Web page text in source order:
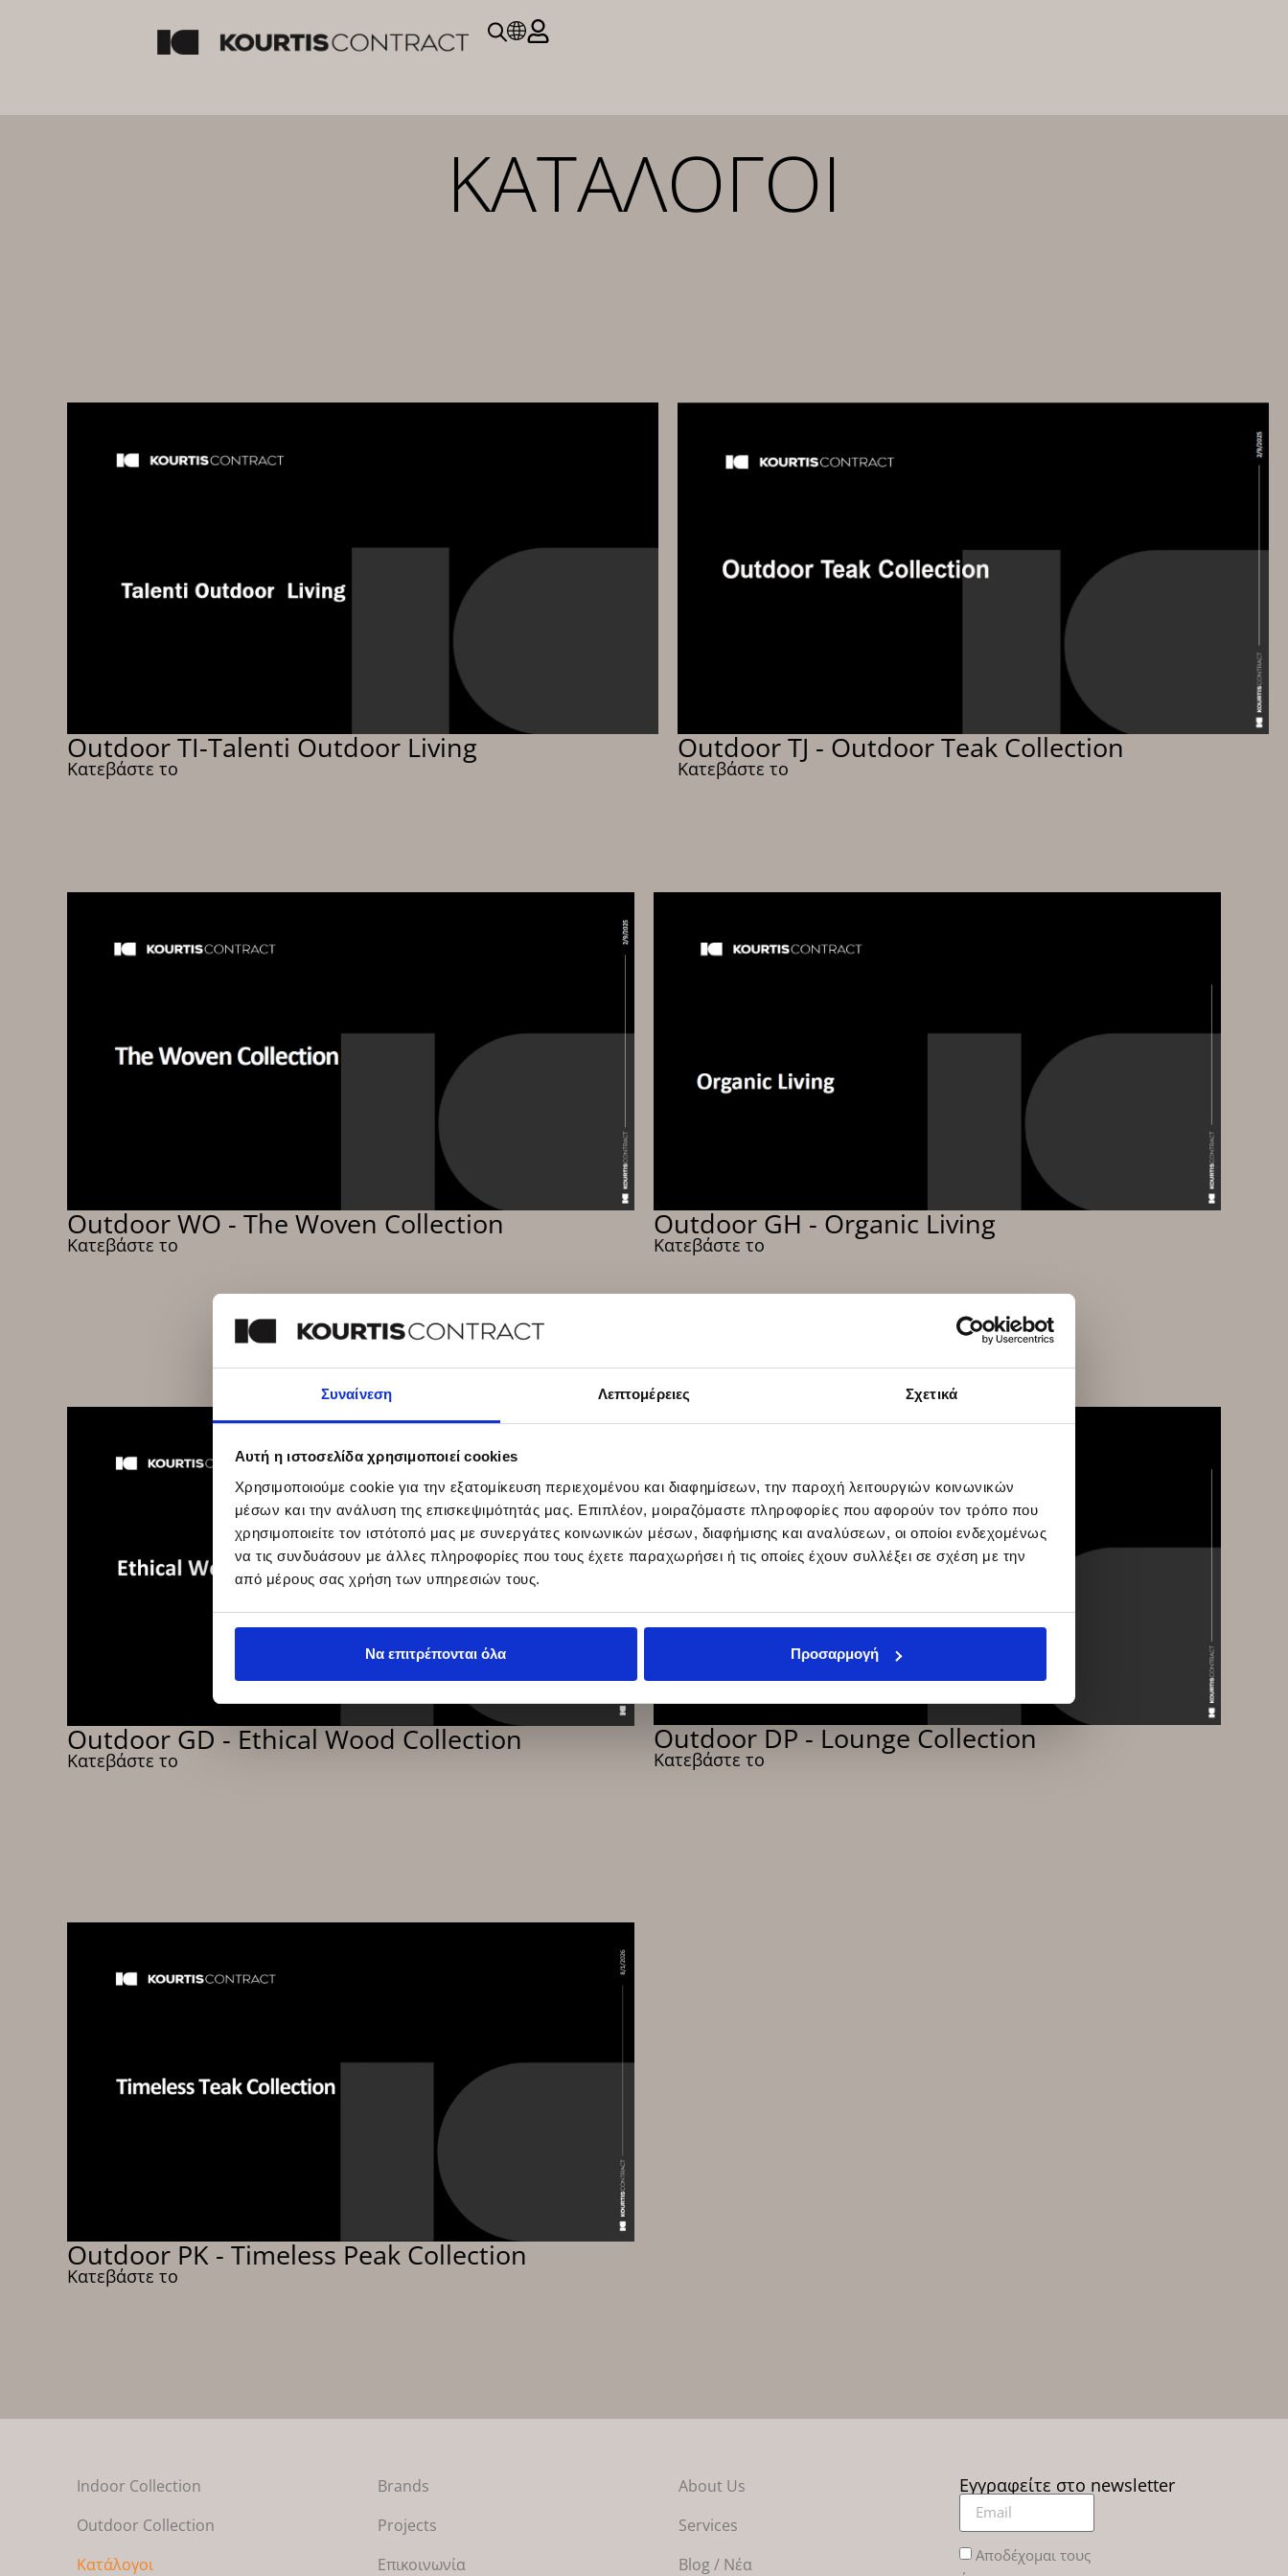
Συναίνεση Λεπτομέρειες Σχετικά
Αυτή η ιστοσελίδα χρησιμοποιεί cookies
Χρησιμοποιούμε cookie για την εξατομίκευση περιεχομένου και διαφημίσεων, την παροχή λειτουργιών κοινωνικών
μέσων και την ανάλυση της επισκεψιμότητάς μας. Επιπλέον, μοιραζόμαστε πληροφορίες που αφορούν τον τρόπο που
χρησιμοποιείτε τον ιστότοπό μας με συνεργάτες κοινωνικών μέσων, διαφήμισης και αναλύσεων, οι οποίοι ενδεχομένως
να τις συνδυάσουν με άλλες πληροφορίες που τους έχετε παραχωρήσει ή τις οποίες έχουν συλλέξει σε σχέση με την
από μέρους σας χρήση των υπηρεσιών τους.
Προσαρμογή
Να επιτρέπονται όλα
ΚΑΤΑΛΟΓΟΙ
Outdoor TI-Talenti Outdoor Living
Κατεβάστε το
Outdoor TJ - Outdoor Teak Collection
Κατεβάστε το
Outdoor WO - The Woven Collection
Κατεβάστε το
Outdoor GH - Organic Living
Κατεβάστε το
Outdoor GD - Ethical Wood Collection
Κατεβάστε το
Outdoor DP - Lounge Collection
Κατεβάστε το
Outdoor PK - Timeless Peak Collection
Κατεβάστε το
Indoor Collection
Outdoor Collection
Κατάλογοι
Brands
Projects
Επικοινωνία
About Us
Services
Blog / Νέα
Εγγραφείτε στο newsletter
Αποδέχομαι τους